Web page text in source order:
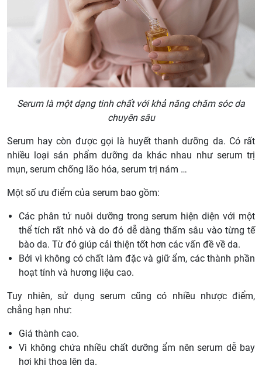
Serum là một dạng tinh chất với khả năng chăm sóc da
chuyên sâu
Serum hay còn được gọi là huyết thanh dưỡng da. Có rất
nhiều loại sản phẩm dưỡng da khác nhau như serum trị
mụn, serum chống lão hóa, serum trị nám …
Một số ưu điểm của serum bao gồm:
Các phân tử nuôi dưỡng trong serum hiện diện với một
thể tích rất nhỏ và do đó dễ dàng thấm sâu vào từng tế
bào da. Từ đó giúp cải thiện tốt hơn các vấn đề về da.
Bởi vì không có chất làm đặc và giữ ẩm, các thành phần
hoạt tính và hương liệu cao.
Tuy nhiên, sử dụng serum cũng có nhiều nhược điểm,
chẳng hạn như:
Giá thành cao.
Vì không chứa nhiều chất dưỡng ẩm nên serum dễ bay
hơi khi thoa lên da.